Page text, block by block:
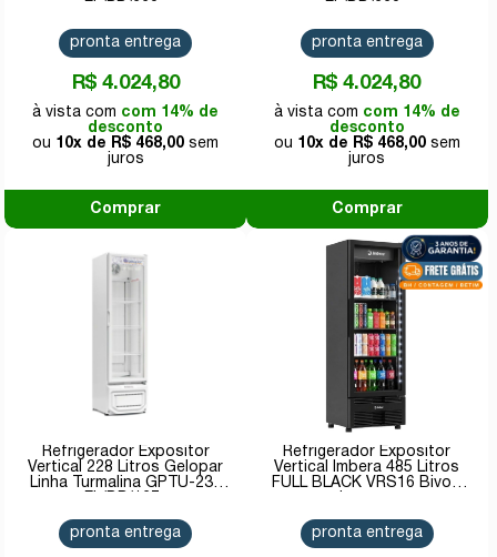
R$ 4.024,80
com 14% de
desconto
10x de
R$ 468,00
pronta entrega
Comprar
R$ 4.024,80
com 14% de
desconto
10x de
R$ 468,00
pronta entrega
Comprar
Refrigerador Expositor
Vertical 228 Litros Gelopar
Linha Turmalina GPTU-230
pronta entrega
Refrigerador Expositor
Vertical Imbera 485 Litros
FULL BLACK VRS16 Bivolt
pronta entrega